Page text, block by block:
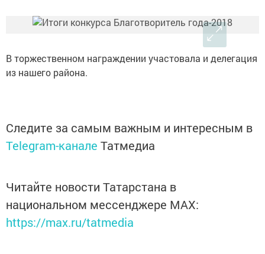
В торжественном награждении участовала и делегация
из нашего района.
Следите за самым важным и интересным в
Telegram-канале Татмедиа
Читайте новости Татарстана в
национальном мессенджере MАХ:
https://max.ru/tatmedia